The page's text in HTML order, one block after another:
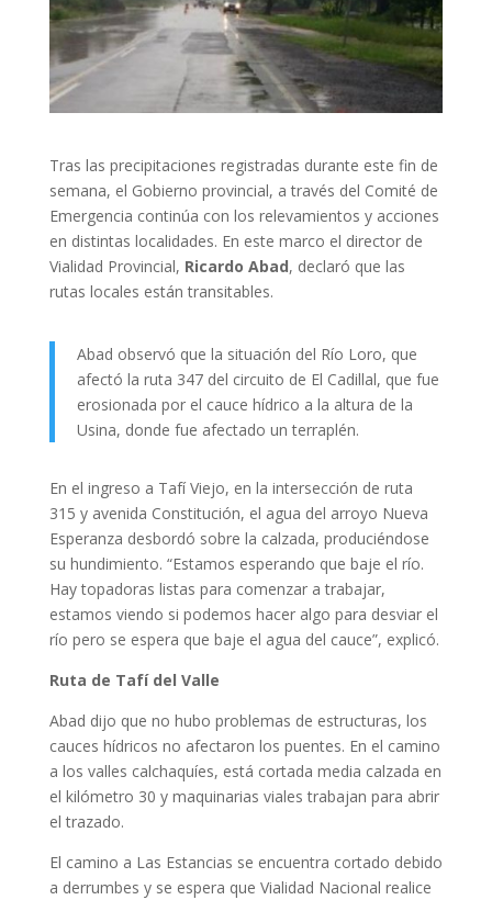
Tras las precipitaciones registradas durante este fin de
semana, el Gobierno provincial, a través del Comité de
Emergencia continúa con los relevamientos y acciones
en distintas localidades. En este marco el director de
Vialidad Provincial, Ricardo Abad, declaró que las
rutas locales están transitables.
Abad observó que la situación del Río Loro, que
afectó la ruta 347 del circuito de El Cadillal, que fue
erosionada por el cauce hídrico a la altura de la
Usina, donde fue afectado un terraplén.
En el ingreso a Tafí Viejo, en la intersección de ruta
315 y avenida Constitución, el agua del arroyo Nueva
Esperanza desbordó sobre la calzada, produciéndose
su hundimiento. “Estamos esperando que baje el río.
Hay topadoras listas para comenzar a trabajar,
estamos viendo si podemos hacer algo para desviar el
río pero se espera que baje el agua del cauce”, explicó.
Ruta de Tafí del Valle
Abad dijo que no hubo problemas de estructuras, los
cauces hídricos no afectaron los puentes. En el camino
a los valles calchaquíes, está cortada media calzada en
el kilómetro 30 y maquinarias viales trabajan para abrir
el trazado.
El camino a Las Estancias se encuentra cortado debido
a derrumbes y se espera que Vialidad Nacional realice